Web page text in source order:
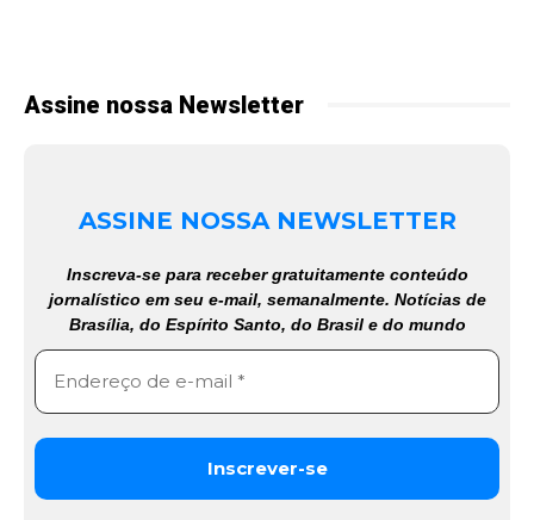
Assine nossa Newsletter
ASSINE NOSSA NEWSLETTER
Inscreva-se para receber gratuitamente conteúdo
jornalístico em seu e-mail, semanalmente. Notícias de
Brasília, do Espírito Santo, do Brasil e do mundo